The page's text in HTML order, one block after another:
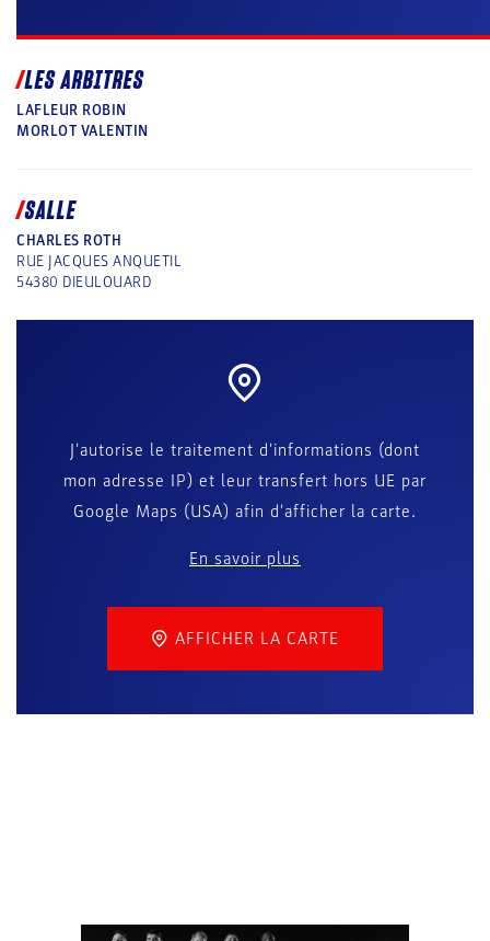
LES ARBITRES
LAFLEUR ROBIN
MORLOT VALENTIN
SALLE
CHARLES ROTH
RUE JACQUES ANQUETIL
54380 DIEULOUARD
J'autorise le traitement d'informations (dont
mon adresse IP) et leur transfert hors UE par
Google Maps (USA) afin d'afficher la carte.
En savoir plus
AFFICHER LA CARTE